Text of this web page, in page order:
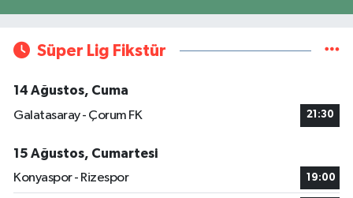
Süper Lig Fikstür
14 Ağustos, Cuma
Galatasaray - Çorum FK
21:30
15 Ağustos, Cumartesi
Konyaspor - Rizespor
19:00